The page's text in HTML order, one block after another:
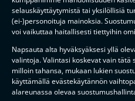
selauskäyttäytymistä tai yksilöllisiä
(ei-)personoituja mainoksia.
voi vaikuttaa haitallisesti tiettyihin
Napsauta alta hyväksyäksesi yllä
valintoja. Valintasi koskevat vain tätä
milloin tahansa, mukaan lukien
käyttämällä evästekäytännön
alareunassa olevaa